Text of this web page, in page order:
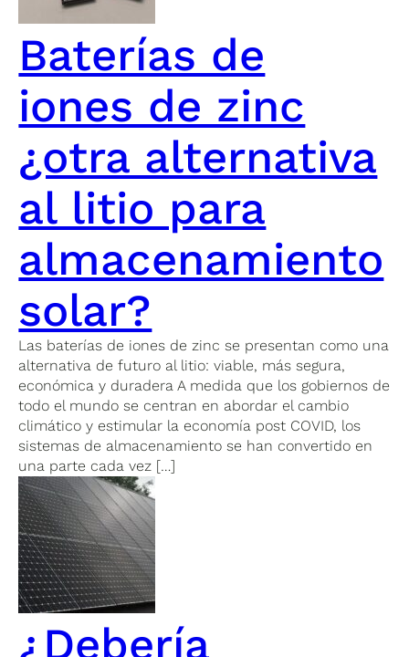
Baterías de
iones de zinc
¿otra alternativa
al litio para
almacenamiento
solar?
Las baterías de iones de zinc se presentan como una
alternativa de futuro al litio: viable, más segura,
económica y duradera A medida que los gobiernos de
todo el mundo se centran en abordar el cambio
climático y estimular la economía post COVID, los
sistemas de almacenamiento se han convertido en
una parte cada vez […]
¿Debería